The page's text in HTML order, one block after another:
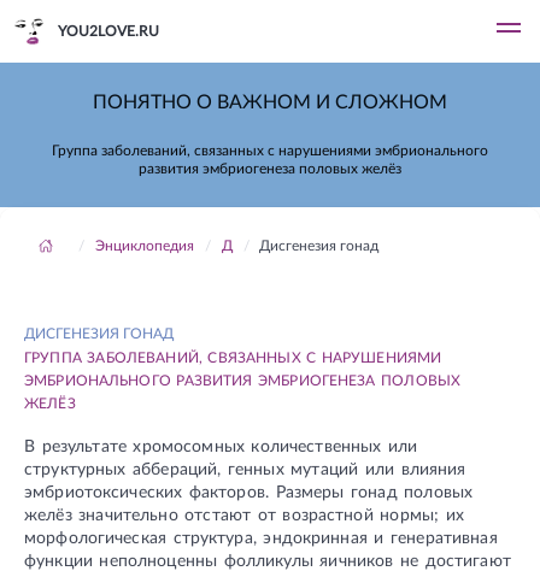
YOU2LOVE.RU
ПОНЯТНО О ВАЖНОМ И СЛОЖНОМ
Группа заболеваний, связанных с нарушениями эмбрионального
развития эмбриогенеза половых желёз
Энциклопедия Д Дисгенезия гонад
ДИСГЕНЕЗИЯ ГОНАД
ГРУППА ЗАБОЛЕВАНИЙ, СВЯЗАННЫХ С НАРУШЕНИЯМИ
ЭМБРИОНАЛЬНОГО РАЗВИТИЯ ЭМБРИОГЕНЕЗА ПОЛОВЫХ
ЖЕЛЁЗ
В результате хромосомных количественных или
структурных аббераций, генных мутаций или влияния
эмбриотоксических факторов. Размеры гонад половых
желёз значительно отстают от возрастной нормы; их
морфологическая структура, эндокринная и генеративная
функции неполноценны фолликулы яичников не достигают